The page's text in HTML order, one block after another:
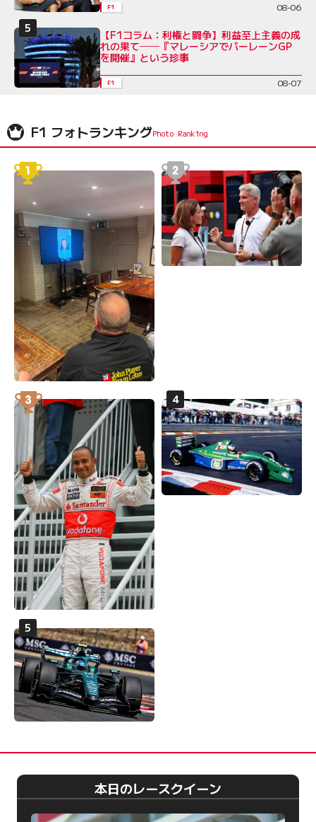
F1 08-06
【F1コラム：利権と闘争】利益至上主義の成
れの果て──『マレーシアでバーレーンGP
を開催』という珍事
F1 08-07
F1 フォトランキング
本日のレースクイーン